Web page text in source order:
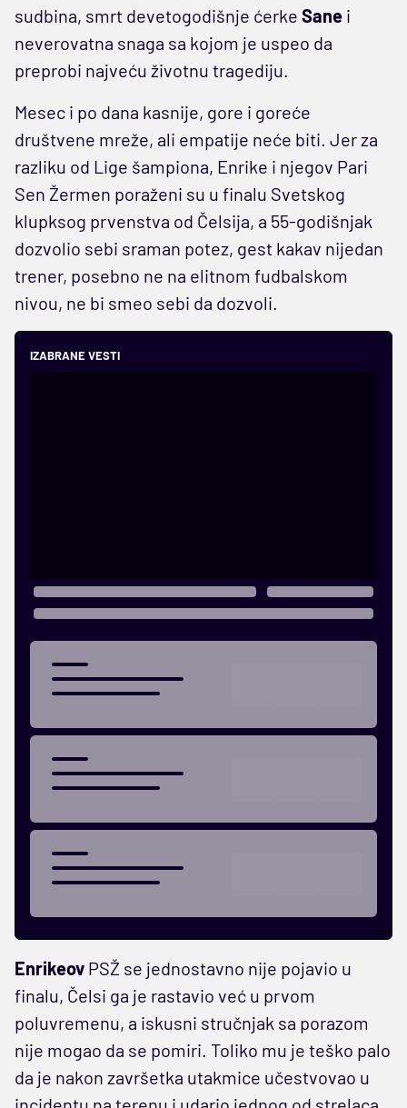
sudbina, smrt devetogodišnje ćerke Sane i
neverovatna snaga sa kojom je uspeo da
preprobi najveću životnu tragediju.
Mesec i po dana kasnije, gore i goreće
društvene mreže, ali empatije neće biti. Jer za
razliku od Lige šampiona, Enrike i njegov Pari
Sen Žermen poraženi su u finalu Svetskog
klupksog prvenstva od Čelsija, a 55-godišnjak
dozvolio sebi sraman potez, gest kakav nijedan
trener, posebno ne na elitnom fudbalskom
nivou, ne bi smeo sebi da dozvoli.
IZABRANE VESTI
Enrikeov PSŽ se jednostavno nije pojavio u
finalu, Čelsi ga je rastavio već u prvom
poluvremenu, a iskusni stručnjak sa porazom
nije mogao da se pomiri. Toliko mu je teško palo
da je nakon završetka utakmice učestvovao u